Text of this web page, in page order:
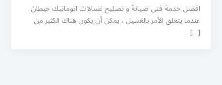
افضل خدمة فني صيانة و تصليح غسالات اتوماتيك خيطان
عندما يتعلق الأمر بالغسيل ، يمكن أن يكون هناك الكثير من
[…]